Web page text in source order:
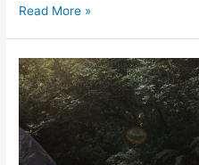
Read More »